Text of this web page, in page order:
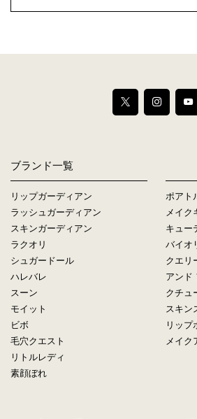
ブランド一覧
リップガーディアン
ラッシュガーディアン
スキンガーディアン
ラクオリ
シュガードール
ハレバレ
スーン
モイット
ビボ
毛穴クエスト
リトルレディ
素顔ぼれ
ポアト
メイク
キュー
バイオ
クエリ
アンド
クチュ
スキン
リップ
メイク